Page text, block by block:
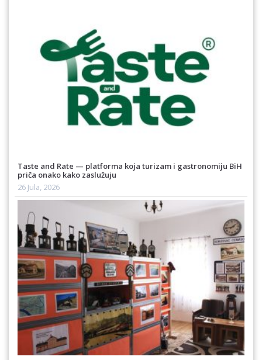
Taste and Rate — platforma koja turizam i gastronomiju BiH
priča onako kako zaslužuju
26 Jula, 2026